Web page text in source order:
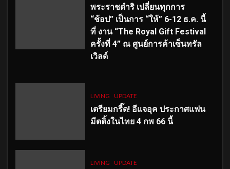
พระราชดำริ เปลี่ยนทุกการ
“ช้อป” เป็นการ “ให้” 6-12 ธ.ค. นี้
ที่ งาน “The Royal Gift Festival
ครั้งที่ 4” ณ ศูนย์การค้าเซ็นทรัล
เวิลด์
LIVING UPDATE
เตรียมกรี๊ด! อีแจอุค ประกาศแฟน
มีตติ้งในไทย 4 กพ 66 นี้
LIVING UPDATE